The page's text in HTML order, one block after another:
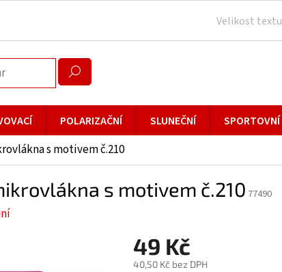
Velikost textu
POLARIZAČNÍ SLUNEČNÍ SPORTOVNÍ
s motivem č.210
s motivem č.210 77490
49 Kč
40,50 Kč bez DPH